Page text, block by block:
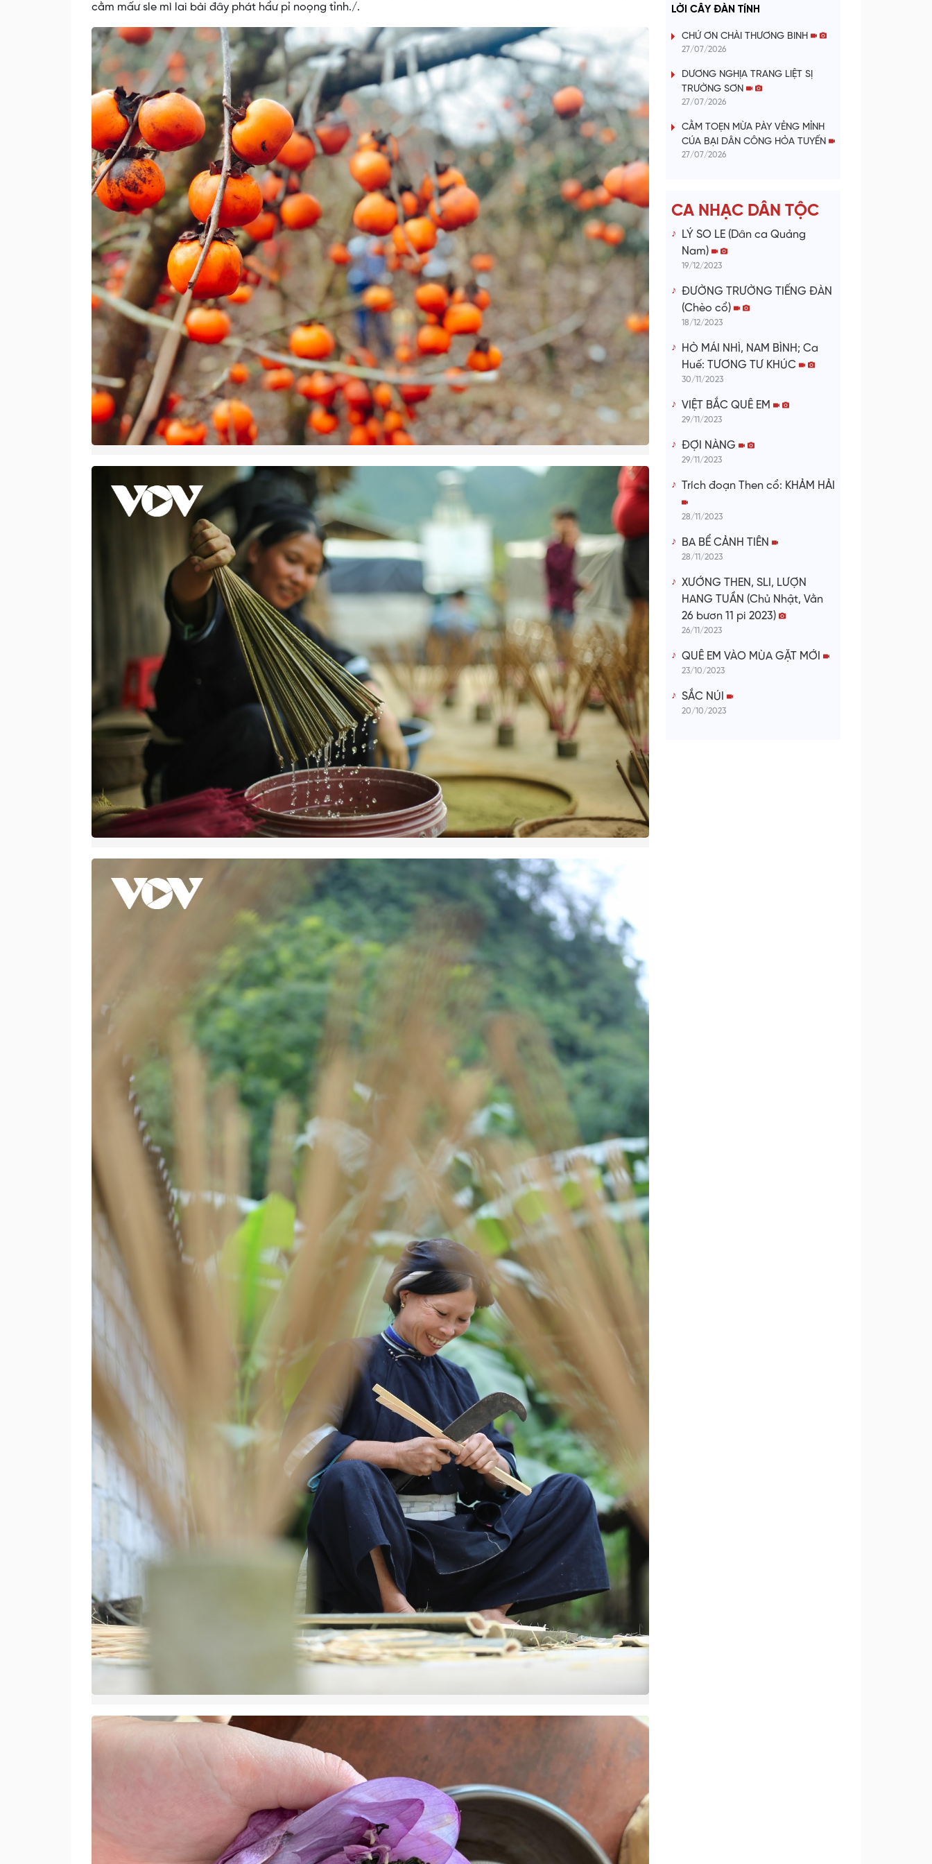
cằm mấư sle mì lai bài đây phát hẩư pỉ noọng tỉnh./.
a
y
V
i
d
LỜI CÂY ĐÀN TÍNH
CHỨ ƠN CHÀI THƯƠNG BINH
27/07/2026
DƯƠNG NGHỊA TRANG LIỆT SỊ
TRƯỜNG SƠN
27/07/2026
CẰM TOẸN MỪA PÀY VẺNG MỈNH
CÚA BẠI DÂN CÔNG HỎA TUYẾN
27/07/2026
CA NHẠC DÂN TỘC
LÝ SO LE (Dân ca Quảng
Nam)
19/12/2023
ĐƯỜNG TRƯỜNG TIẾNG ĐÀN
(Chèo cổ)
18/12/2023
HÒ MÁI NHÌ, NAM BÌNH; Ca
Huế: TƯƠNG TƯ KHÚC
30/11/2023
VIỆT BẮC QUÊ EM
29/11/2023
ĐỢI NÀNG
29/11/2023
Trích đoạn Then cổ: KHẢM HẢI
28/11/2023
BA BỂ CẢNH TIÊN
28/11/2023
XƯỚNG THEN, SLI, LƯỢN
HANG TUẦN (Chủ Nhật, Vằn
26 bươn 11 pi 2023)
26/11/2023
QUÊ EM VÀO MÙA GẶT MỚI
23/10/2023
SẮC NÚI
20/10/2023